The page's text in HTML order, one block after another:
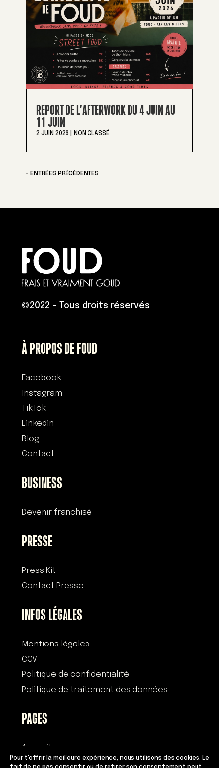
Pour t'offrir la meilleure expérience, nous utilisons des cookies. Le
REPORT DE L’AFTERWORK DU 4 JUIN AU
11 JUIN
2 JUIN 2026 NON CLASSÉ
« ENTRÉES PRÉCÉDENTES
©2022 – Tous droits réservés
À PROPOS DE FOUD
Facebook
Instagram
TikTok
Linkedin
Blog
Contact
BUSINESS
Devenir franchisé
PRESSE
Press Kit
Contact Presse
INFOS LÉGALES
Mentions légales
CGV
Politique de confidentialité
Politique de traitement des données
PAGES
Accueil
Histoire